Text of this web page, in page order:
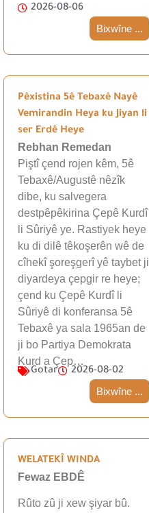
2026-08-06
Bixwîne ...
Pêxistina 5ê Tebaxê Nayê
Vemirandin Heya ku Jiyan li
ser Erdê Heye
Rebhan Remedan
Piştî çend rojen kêm, 5ê
Tebaxê/Augustê nêzîk
dibe, ku salvegera
destpêpêkirina Çepê Kurdî
li Sûriyê ye. Rastiyek heye
ku di dilê têkoşerên wê de
cîhekî şoreşgerî yê taybet ji
diyardeya çepgir re heye;
çend ku Çepê Kurdî li
Sûriyê di konferansa 5ê
Tebaxê ya sala 1965an de
ji bo Partiya Demokrata
Kurd a Çep…
Gotar 2026-08-02
Bixwîne ...
WELATEKÎ WINDA
Fewaz EBDÊ
Rûto zû ji xew şiyar bû.